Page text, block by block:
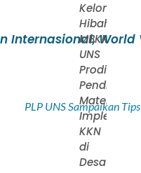
Internasional,World
PLP UNS Sampaikan
Kelompok
Hibah
MBKM
UNS
Prodi
Pendidikan
Matematika
KKN
di
Desa